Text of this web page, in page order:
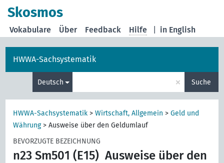
Skosmos
in English
Vokabulare Über Feedback Hilfe
HWWA-Sachsystematik
Deutsch × Suche
HWWA-Sachsystematik >Wirtschaft, Allgemein >Geld und
Währung>Ausweise über den Geldumlauf
BEVORZUGTE BEZEICHNUNG
n23 Sm501 (E15) Ausweise über den